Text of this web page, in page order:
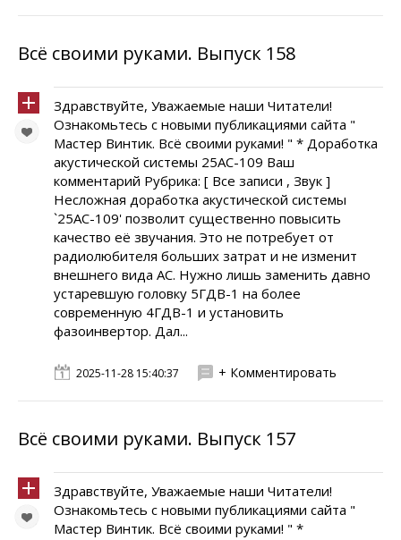
Всё своими руками. Выпуск 158
Здравствуйте, Уважаемые наши Читатели!
Ознакомьтесь с новыми публикациями сайта "
Мастер Винтик. Всё своими руками! " * Доработка
акустической системы 25АС-109 Ваш
комментарий Рубрика: [ Все записи , Звук ]
Несложная доработка акустической системы
`25АС-109' позволит существенно повысить
качество её звучания. Это не потребует от
радиолюбителя больших затрат и не изменит
внешнего вида АС. Нужно лишь заменить давно
устаревшую головку 5ГДВ-1 на более
современную 4ГДВ-1 и установить
фазоинвертор. Дал...
2025-11-28 15:40:37 + Комментировать
Всё своими руками. Выпуск 157
Здравствуйте, Уважаемые наши Читатели!
Ознакомьтесь с новыми публикациями сайта "
Мастер Винтик. Всё своими руками! " *